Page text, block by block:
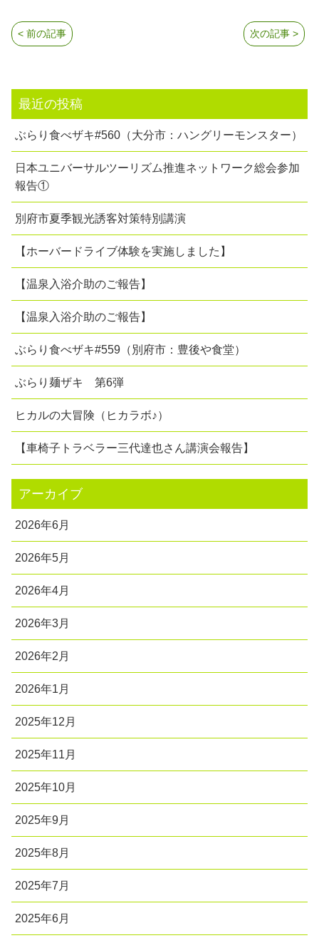
次の記事 >
< 前の記事
最近の投稿
ぶらり食べザキ#560（大分市：ハングリーモンスター）
日本ユニバーサルツーリズム推進ネットワーク総会参加
報告①
別府市夏季観光誘客対策特別講演
【ホーバードライブ体験を実施しました】
【温泉入浴介助のご報告】
【温泉入浴介助のご報告】
ぶらり食べザキ#559（別府市：豊後や食堂）
ぶらり麺ザキ 第6弾
ヒカルの大冒険（ヒカラボ♪）
【車椅子トラベラー三代達也さん講演会報告】
アーカイブ
2026年6月
2026年5月
2026年4月
2026年3月
2026年2月
2026年1月
2025年12月
2025年11月
2025年10月
2025年9月
2025年8月
2025年7月
2025年6月